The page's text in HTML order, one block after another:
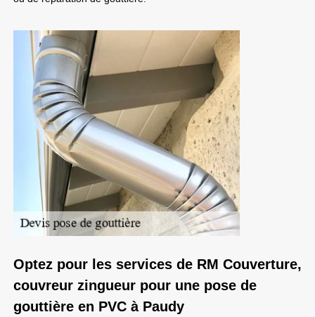
Optez pour les services de RM Couverture,
couvreur zingueur pour une pose de
gouttière en PVC à Paudy